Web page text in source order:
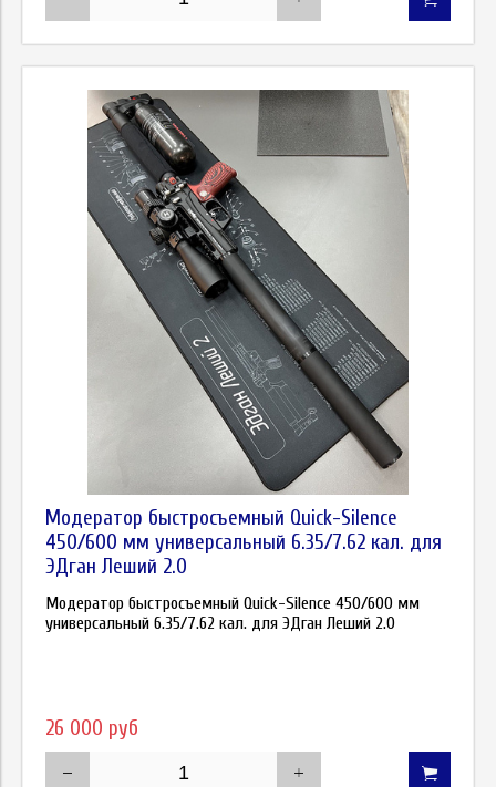
Модератор быстросъемный Quick-Silence
450/600 мм универсальный 6.35/7.62 кал. для
ЭДган Леший 2.0
Модератор быстросъемный Quick-Silence 450/600 мм
универсальный 6.35/7.62 кал. для ЭДган Леший 2.0
26 000 руб